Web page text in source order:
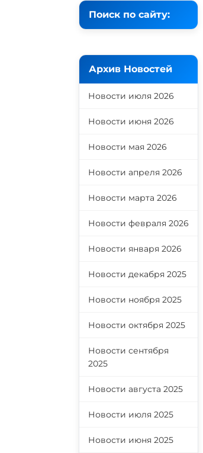
Поиск по сайту:
Архив Новостей
Новости июля 2026
Новости июня 2026
Новости мая 2026
Новости апреля 2026
Новости марта 2026
Новости февраля 2026
Новости января 2026
Новости декабря 2025
Новости ноября 2025
Новости октября 2025
Новости сентября
2025
Новости августа 2025
Новости июля 2025
Новости июня 2025